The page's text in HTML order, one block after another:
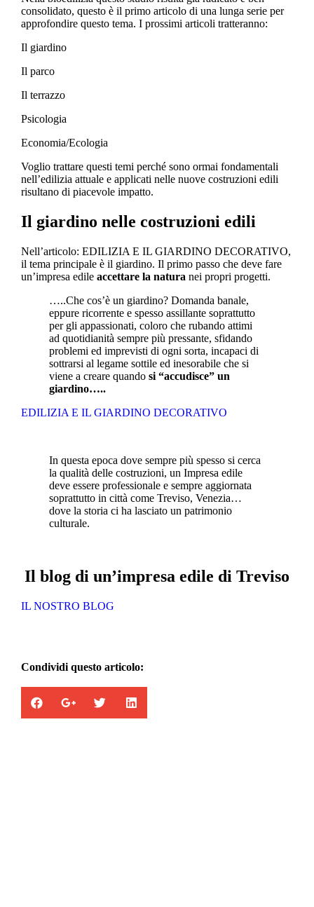
consolidato, questo è il primo articolo di una lunga serie per
approfondire questo tema. I prossimi articoli tratteranno:
Il giardino
Il parco
Il terrazzo
Psicologia
Economia/Ecologia
Voglio trattare questi temi perché sono ormai fondamentali
nell’edilizia attuale e applicati nelle nuove costruzioni edili
risultano di piacevole impatto.
Il giardino nelle costruzioni edili
Nell’articolo: EDILIZIA E IL GIARDINO DECORATIVO,
il tema principale è il giardino. Il primo passo che deve fare
un’impresa edile accettare la natura nei propri progetti.
…..Che cos’è un giardino? Domanda banale,
eppure ricorrente e spesso assillante soprattutto
per gli appassionati, coloro che rubando attimi
ad quotidianità sempre più pressante, sfidando
problemi ed imprevisti di ogni sorta, incapaci di
sottrarsi al legame sottile ed inesorabile che si
viene a creare quando si “accudisce” un
giardino…..
EDILIZIA E IL GIARDINO DECORATIVO
In questa epoca dove sempre più spesso si cerca
la qualità delle costruzioni, un Impresa edile
deve essere professionale e sempre aggiornata
soprattutto in città come Treviso, Venezia…
dove la storia ci ha lasciato un patrimonio
culturale.
Il blog di un’impresa edile di Treviso
IL NOSTRO BLOG
Condividi questo articolo: